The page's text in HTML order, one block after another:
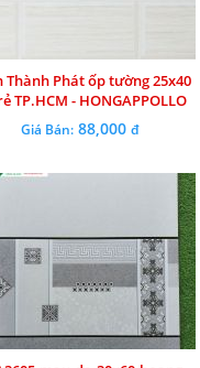
Thành Phát ốp tường 25x40
TP.HCM - HONGAPPOLLO
Giá Bán:88,000 đ